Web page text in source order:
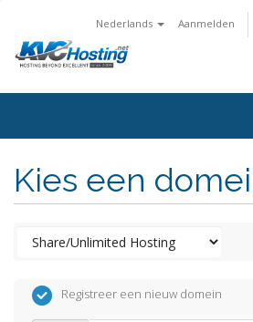
Nederlands Aanmelden
Kies een
Registreer een nieuw domein